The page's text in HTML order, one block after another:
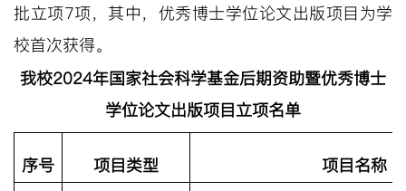
批立项7项，其中，优秀博士学位论文出版项目为学
校首次获得。
我校2024年国家社会科学基金后期资助暨优秀博士
学位论文出版项目立项名单
序号 项目类型 项目名称